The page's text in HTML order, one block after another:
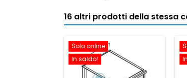
16 altri prodotti della stessa
Solo online
In saldo!